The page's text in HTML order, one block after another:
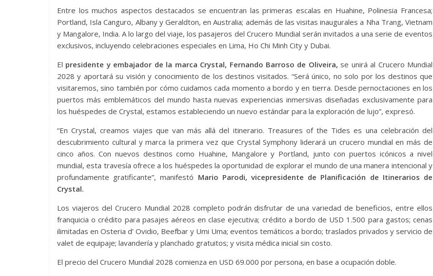
Entre los muchos aspectos destacados se encuentran las primeras escalas en Huahine, Polinesia Francesa;
Portland, Isla Canguro, Albany y Geraldton, en Australia; además de las visitas inaugurales a Nha Trang, Vietnam
y Mangalore, India. A lo largo del viaje, los pasajeros del Crucero Mundial serán invitados a una serie de eventos
exclusivos, incluyendo celebraciones especiales en Lima, Ho Chi Minh City y Dubai.
El presidente y embajador de la marca Crystal, Fernando Barroso de Oliveira, se unirá al Crucero Mundial
2028 y aportará su visión y conocimiento de los destinos visitados. “Será único, no solo por los destinos que
visitaremos, sino también por cómo cuidamos cada momento a bordo y en tierra. Desde pernoctaciones en los
puertos más emblemáticos del mundo hasta nuevas experiencias inmersivas diseñadas exclusivamente para
los huéspedes de Crystal, estamos estableciendo un nuevo estándar para la exploración de lujo”, expresó.
“En Crystal, creamos viajes que van más allá del itinerario. Treasures of the Tides es una celebración del
descubrimiento cultural y marca la primera vez que Crystal Symphony liderará un crucero mundial en más de
cinco años. Con nuevos destinos como Huahine, Mangalore y Portland, junto con puertos icónicos a nivel
mundial, esta travesía ofrece a los huéspedes la oportunidad de explorar el mundo de una manera intencional y
profundamente gratificante”, manifestó Mario Parodi, vicepresidente de Planificación de Itinerarios de
Crystal.
Los viajeros del Crucero Mundial 2028 completo podrán disfrutar de una variedad de beneficios, entre ellos
franquicia o crédito para pasajes aéreos en clase ejecutiva; crédito a bordo de USD 1.500 para gastos; cenas
ilimitadas en Osteria d’ Ovidio, Beefbar y Umi Uma; eventos temáticos a bordo; traslados privados y servicio de
valet de equipaje; lavandería y planchado gratuitos; y visita médica inicial sin costo.
El precio del Crucero Mundial 2028 comienza en USD 69.000 por persona, en base a ocupación doble.